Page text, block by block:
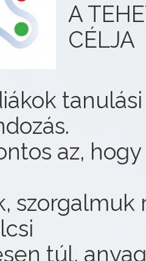
A
CÉLJA
az,
szorgalmuk
túl,